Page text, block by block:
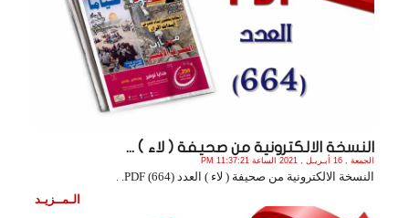
النسخة الالكترونية من صحيفة ( لاء ) ...
الجمعة , 16 أبـريـل , 2021 الساعة 11:37:21 PM
النسخة الالكترونية من صحيفة ( لاء ) العدد (664) PDF. .
الـمــزيـد